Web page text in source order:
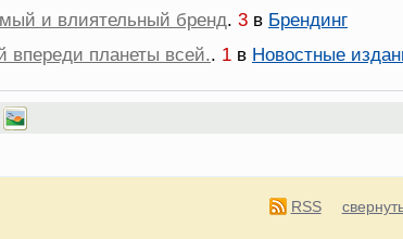
и влиятельный бренд. 3 в Брендинг
впереди планеты всей.. 1 в Новостные
RSS